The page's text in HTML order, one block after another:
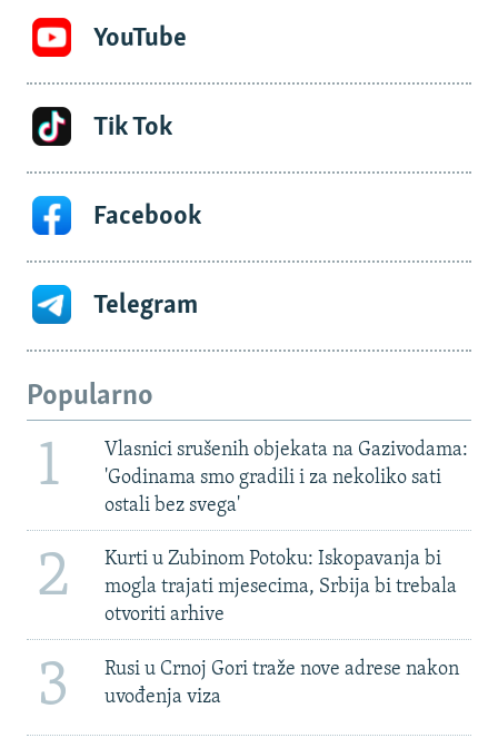
YouTube
Tik Tok
Facebook
Telegram
Popularno
1
Vlasnici srušenih objekata na Gazivodama:
'Godinama smo gradili i za nekoliko sati
ostali bez svega'
2
Kurti u Zubinom Potoku: Iskopavanja bi
mogla trajati mjesecima, Srbija bi trebala
otvoriti arhive
3
Rusi u Crnoj Gori traže nove adrese nakon
uvođenja viza